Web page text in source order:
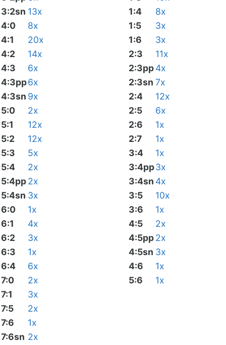
3:2sn 13x
4:0
8x
4:1
20x
4:2
14x
4:3
6x
4:3pp6x
4:3sn 9x
5:0
2x
5:1
12x
5:2
12x
5:3
5x
5:4
2x
5:4pp2x
5:4sn 3x
6:0
1x
6:1
4x
6:2
3x
6:3
1x
6:4
6x
7:0
2x
7:1
3x
7:5
2x
7:6
1x
7:6sn 2x
1:4
8x
1:5
3x
1:6
3x
2:3
11x
2:3pp4x
2:3sn 7x
2:4
12x
2:5
6x
2:6
1x
2:7
1x
3:4
1x
3:4pp3x
3:4sn 4x
3:5
10x
3:6
1x
4:5
2x
4:5pp2x
4:5sn 3x
4:6
1x
5:6
1x